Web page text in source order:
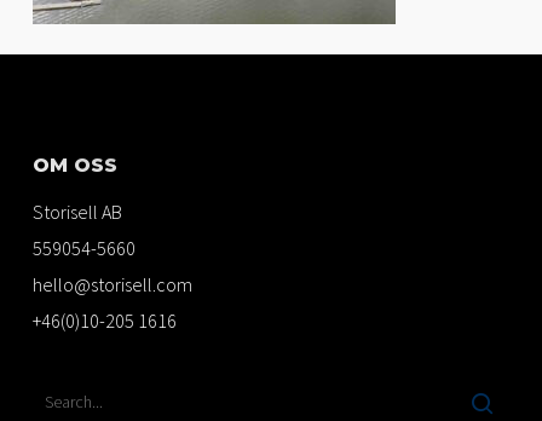
OM OSS
Storisell AB
559054-5660
hello@storisell.com
+46(0)10-205 1616